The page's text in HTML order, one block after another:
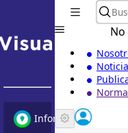
Informe Urbanístico